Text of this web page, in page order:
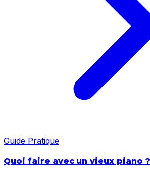
Guide Pratique
Quoi faire avec un vieux piano ?